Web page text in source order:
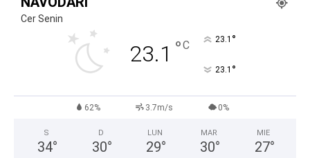
Cer Senin
23.1 °C 23.1 °
23.1 °
62% 3.7m/s 0%
S
34°
D
30°
LUN
29°
MAR
30°
MIE
27°